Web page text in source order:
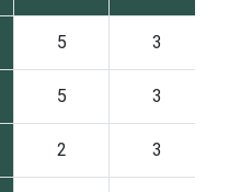
5 3
5 3
2 3